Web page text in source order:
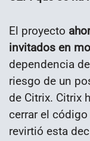
El proyecto
invitados en
dependencia
riesgo de un
de Citrix. Citrix
cerrar el
revirtió esta